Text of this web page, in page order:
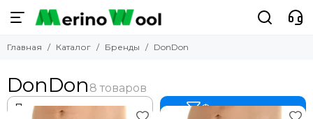
Бренды
Cornette
Pantelemone
Главная Каталог Бренды DonDon
DonDon
Фильтр товаров